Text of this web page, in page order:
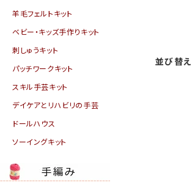
羊毛フェルトキット
ベビー・キッズ手作りキット
刺しゅうキット
パッチワークキット
スキル手芸キット
デイケアとリハビリの手芸
ドールハウス
ソーイングキット
並び替え